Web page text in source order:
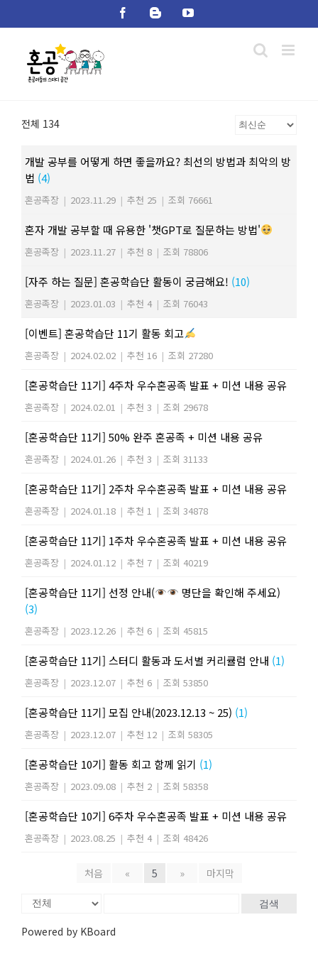
FacebookBloggerYouTube
전체 134
개발 공부를 어떻게 하면 좋을까요? 최선의 방법과 최악의 방
법 (4)
혼공족장 | 2023.11.29 | 추천 25 | 조회 76661
혼자 개발 공부할 때 유용한 '챗GPT로 질문하는 방법'
혼공족장 | 2023.11.27 | 추천 8 | 조회 78806
[자주 하는 질문] 혼공학습단 활동이 궁금해요! (10)
혼공족장 | 2023.01.03 | 추천 4 | 조회 76043
[이벤트] 혼공학습단 11기 활동 회고
혼공족장 | 2024.02.02 | 추천 16 | 조회 27280
[혼공학습단 11기] 4주차 우수혼공족 발표 + 미션 내용 공유
혼공족장 | 2024.02.01 | 추천 3 | 조회 29678
[혼공학습단 11기] 50% 완주 혼공족 + 미션 내용 공유
혼공족장 | 2024.01.26 | 추천 3 | 조회 31133
[혼공학습단 11기] 2주차 우수혼공족 발표 + 미션 내용 공유
혼공족장 | 2024.01.18 | 추천 1 | 조회 34878
[혼공학습단 11기] 1주차 우수혼공족 발표 + 미션 내용 공유
혼공족장 | 2024.01.12 | 추천 7 | 조회 40219
[혼공학습단 11기] 선정 안내(
명단을 확인해 주세요)
(3)
혼공족장 | 2023.12.26 | 추천 6 | 조회 45815
[혼공학습단 11기] 스터디 활동과 도서별 커리큘럼 안내 (1)
혼공족장 | 2023.12.07 | 추천 6 | 조회 53850
[혼공학습단 11기] 모집 안내(2023.12.13 ~ 25) (1)
혼공족장 | 2023.12.07 | 추천 12 | 조회 58305
[혼공학습단 10기] 활동 회고 함께 읽기 (1)
혼공족장 | 2023.09.08 | 추천 2 | 조회 58358
[혼공학습단 10기] 6주차 우수혼공족 발표 + 미션 내용 공유
혼공족장 | 2023.08.25 | 추천 4 | 조회 48426
처음 « 5 » 마지막
검색
Powered by KBoard